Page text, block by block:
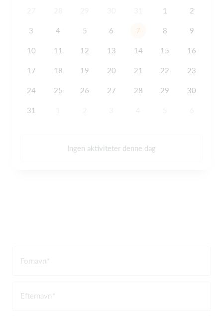
1 2
3 4 5 6 7 8 9
10 11 12 13 14 15 16
17 18 19 20 21 22 23
24 25 26 27 28 29 30
31
Ingen aktiviteter denne dag
Fornavn
Efternavn